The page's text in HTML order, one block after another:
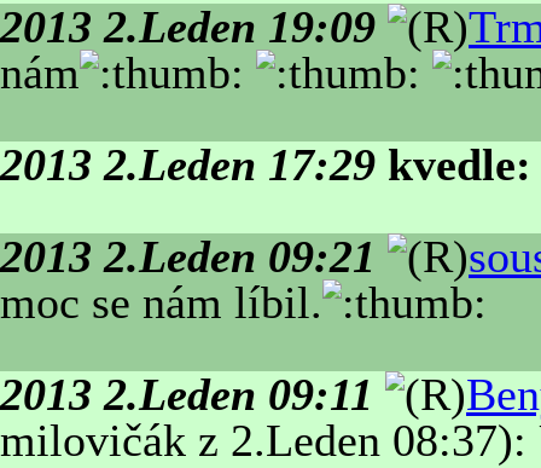
2013 2.Leden 19:09
nám
2013 2.Leden 17:29 kvedle:
2013 2.Leden 09:21
moc se nám líbil.
2013 2.Leden 09:11
milovičák z 2.Leden 08:37):